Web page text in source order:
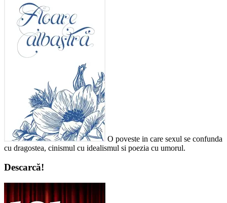
O poveste in care sexul se confunda
cu dragostea, cinismul cu idealismul si poezia cu umorul.
Descarcă!